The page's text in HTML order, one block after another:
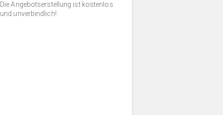
Die Angebotserstellung ist kostenlos
und unverbindlich!